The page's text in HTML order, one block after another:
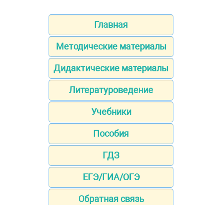
Главная
Методические материалы
Дидактические материалы
Литературоведение
Учебники
Пособия
ГДЗ
ЕГЭ/ГИА/ОГЭ
Обратная связь